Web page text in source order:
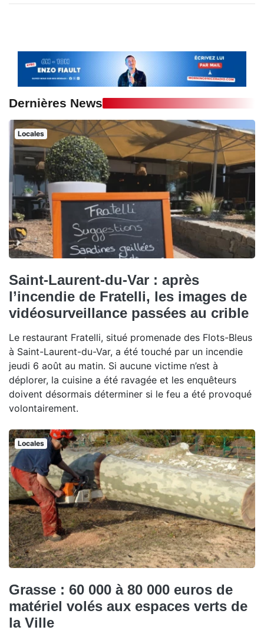
Dernières News
Locales
Saint-Laurent-du-Var : après
l’incendie de Fratelli, les images de
vidéosurveillance passées au crible
Le restaurant Fratelli, situé promenade des Flots-Bleus
à Saint-Laurent-du-Var, a été touché par un incendie
jeudi 6 août au matin. Si aucune victime n’est à
déplorer, la cuisine a été ravagée et les enquêteurs
doivent désormais déterminer si le feu a été provoqué
volontairement.
Locales
Grasse : 60 000 à 80 000 euros de
matériel volés aux espaces verts de
la Ville